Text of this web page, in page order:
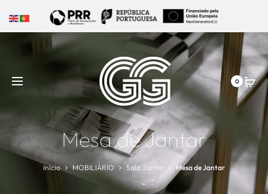
0
Mesa de Jantar
Início MOBILIÁRIO Sala Jantar Mesa de Jantar